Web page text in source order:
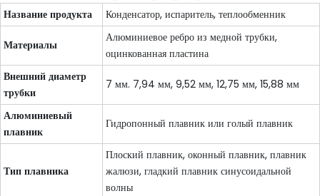
Название продукта Конденсатор, испаритель, теплообменник
Материалы
Алюминиевое ребро из медной трубки,
оцинкованная пластина
Внешний диаметр
трубки
7 мм. 7,94 мм, 9,52 мм, 12,75 мм, 15,88 мм
Алюминиевый
плавник
Гидропонный плавник или голый плавник
Тип плавника
Плоский плавник, оконный плавник, плавник
жалюзи, гладкий плавник синусоидальной
волны